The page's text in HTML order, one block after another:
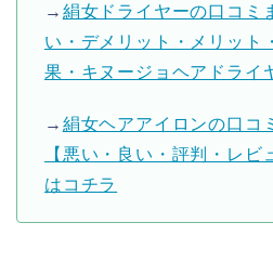
→ 絹女ドライヤーの口コミ
い・デメリット・メリット
果・キヌージョヘアドライ
→ 絹女ヘアアイロンの口コ
【悪い・良い・評判・レビ
はコチラ